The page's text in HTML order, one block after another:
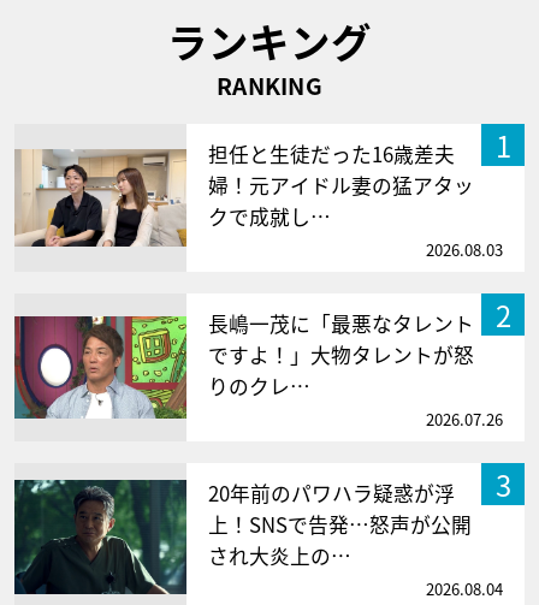
ランキング
RANKING
1
担任と生徒だった16歳差夫
婦！元アイドル妻の猛アタッ
クで成就し…
2026.08.03
2
長嶋一茂に「最悪なタレント
ですよ！」大物タレントが怒
りのクレ…
2026.07.26
3
20年前のパワハラ疑惑が浮
上！SNSで告発…怒声が公開
され大炎上の…
2026.08.04